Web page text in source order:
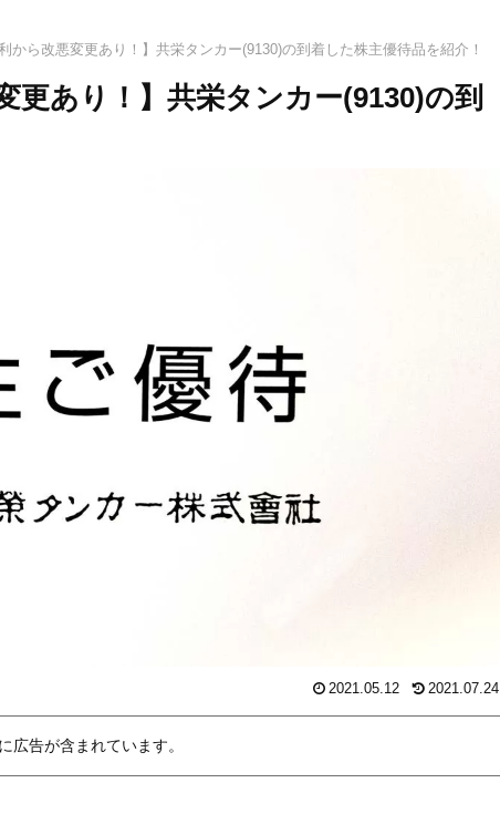
から改悪変更あり！】共栄タンカー(9130)の到着した株主優待品を紹介！
更あり！】共栄タンカー(9130)の到
2021.05.12 2021.07.24
広告が含まれています。